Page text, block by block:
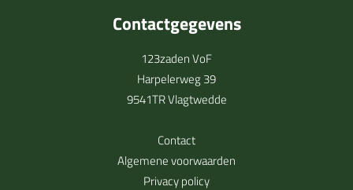
Contactgegevens
123zaden VoF
Harpelerweg 39
9541TR Vlagtwedde
Contact
Algemene voorwaarden
Privacy policy